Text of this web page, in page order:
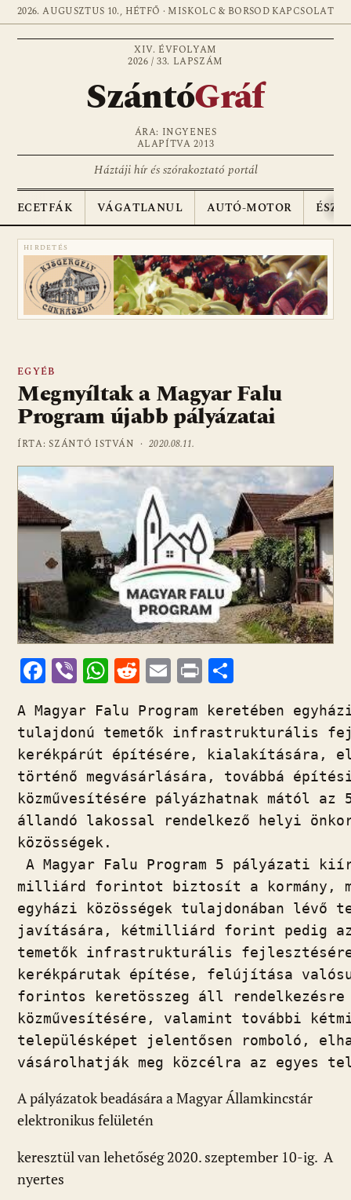
2026. AUGUSZTUS 10., HÉTFŐ · MISKOLC & BORSOD KAPCSOLAT
XIV. ÉVFOLYAM
2026 / 33. LAPSZÁM
SzántóGráf
ÁRA: INGYENES
ALAPÍTVA 2013
Háztáji hír és szórakoztató portál
ECETFÁK VÁGATLANUL AUTÓ-MOTOR
HIRDETÉS
EGYÉB
Megnyíltak a Magyar Falu
Program újabb pályázatai
ÍRTA: SZÁNTÓ ISTVÁN ·2020.08.11.
F
e
b
o
o
k
Vi
er
W
h
at
s
A
p
p
R
d
di
t
E
ai
l
Pr
in
t
ss
za
m
e
g
A Magyar Falu Program keretében
tulajdonú temetők infrastrukturális
kerékpárút építésére, kialakítására,
történő megvásárlására, továbbá
közművesítésére pályázhatnak mától
állandó lakossal rendelkező helyi
közösségek.
A Magyar Falu Program 5 pályázati
milliárd forintot biztosít a kormány,
egyházi közösségek tulajdonában lévő
javítására, kétmilliárd forint pedig az
temetők infrastrukturális
kerékpárutak építése, felújítása
forintos keretösszeg áll
közművesítésére, valamint további
településképet jelentősen romboló,
vásárolhatják meg közcélra az egyes
A pályázatok beadására a Magyar Államkincstár
elektronikus felületén
keresztül van lehetőség 2020. szeptember 10-ig. A
nyertes